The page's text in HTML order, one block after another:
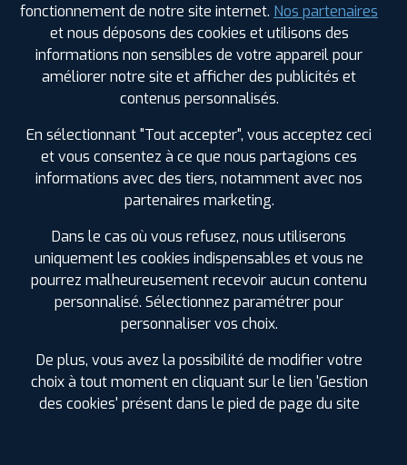
Été
ⓘ D B B 70
51.90€TTC
FAIRE INSTALLER CE
PNEU
X-PRIVILO TX2
175/65 R 14 82H
CODE EAN : 6956647619829
Prix unitaire
51 .90€
fonctionnement de notre site internet. Nos partenaires
et nous déposons des cookies et utilisons des
informations non sensibles de votre appareil pour
améliorer notre site et afficher des publicités et
contenus personnalisés.
En sélectionnant "Tout accepter", vous acceptez ceci
et vous consentez à ce que nous partagions ces
informations avec des tiers, notamment avec nos
partenaires marketing.
Dans le cas où vous refusez, nous utiliserons
uniquement les cookies indispensables et vous ne
pourrez malheureusement recevoir aucun contenu
personnalisé. Sélectionnez paramétrer pour
personnaliser vos choix.
De plus, vous avez la possibilité de modifier votre
choix à tout moment en cliquant sur le lien 'Gestion
des cookies' présent dans le pied de page du site